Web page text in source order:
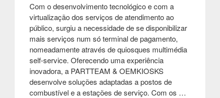
Com o desenvolvimento tecnológico e com a
virtualização dos serviços de atendimento ao
público, surgiu a necessidade de se disponibilizar
mais serviços num só terminal de pagamento,
nomeadamente através de quiosques multimédia
self-service. Oferecendo uma experiência
inovadora, a PARTTEAM & OEMKIOSKS
desenvolve soluções adaptadas a postos de
combustível e a estações de serviço. Com os …